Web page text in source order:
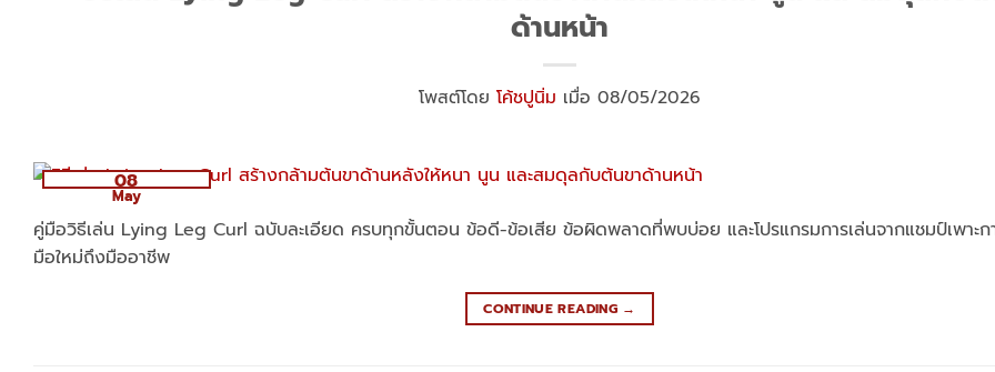
ด้านหน้า
โพสต์โดย โค้ชปูนิ่ม เมื่อ 08/05/2026
08
May
คู่มือวิธีเล่น Lying Leg Curl ฉบับละเอียด ครบทุกขั้นตอน ข้อดี-ข้อเสีย ข้อผิดพลาดที่พบบ่อย และโปรแกรมการเล่นจากแชมป์เพาะก
มือใหม่ถึงมืออาชีพ
CONTINUE READING →